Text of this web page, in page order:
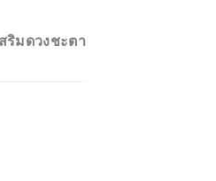
ริมดวงชะตา